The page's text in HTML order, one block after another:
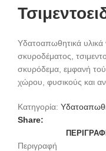
Υδατοαπωθητικά υλικά
σκυροδέματος,
σκυρόδεμα, εμφανή
χώρου, φυσικούς και
Κατηγορία:
Share:
Περιγραφή